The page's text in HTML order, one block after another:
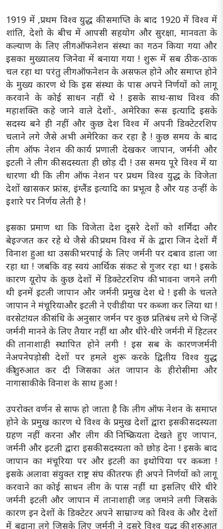
1919 में ,प्रथम विश्व युद्ध की समाप्ति के बाद 1920 में विश्व में
शांति, देशो के बीच में आपसी सहयोग और सुरक्षा, मानवता के
कल्याण के लिए लीगऑफनेशन संस्था का गठन किया गया और
इसका मुख्यालय जिनेवा में बनाया गया ! शुरू में सब ठीक-ठाक
चल रहा था परंतु लीगऑफनेशन के असफल होने और समाप्त होने
के मुख्य कारण थे कि इस संस्था के पास अपने निर्णयों को लागू
करवाने के कोई साधन नहीं थे ! इसके साथ-साथ विश्व की
महाशक्ति कहे जाने वाले देशों-, अमेरिका रूस इत्यादि इसके
सदस्य बने ही नहीं और कुछ देश विश्व में अपनी डिक्टेटरशिप
चलाने लगे जैसे अभी अमेरिका कर रहा है ! कुछ समय के बाद
लीग ऑफ नेशन की कार्य प्रणाली देखकर जापान, जर्मनी और
इटली ने लीग की सदस्यता ही छोड़ दी ! उस समय पूरे विश्व में या
धारणा थी कि लीग ऑफ नेशन पर प्रथम विश्व युद्ध के विजेता
देशों खासकर फ्रांस, इंग्लैंड इत्यादि का प्रभूत्व है और यह उन्हीं के
इशारे पर निर्णय लेती है !
इसका प्रमाण था कि विजेता देश दूसरे देशों को शर्मिंदा और
बेइज्जत कर रहे थे जैसे की प्रथम विश्व में के द्वारा जिन देशों मैं
विनाश हुआ था उसकी भरपाई के लिए जर्मनी पर दबाव डाला जा
रहा था ! जबकि वह स्वयं आर्थिक संकट से गुजर रहा था ! इसके
कारण यूरोप के कुछ देशों में डिक्टेटरशिप की भावना जगने लगी
थी इनमें इटली जापान और जर्मनी प्रमुख देश थे ! इसी के चलते
जापान ने मंचूरियाऔर इटली ने एवीडीया पर कब्जा कर लिया था !
वरसेट!यल की संधि के अनुसार जर्मन पर कुछ प्रतिबंध लगे थे जिन्हें
जर्मनी मानने के लिए तैयार नहीं था और धीरे-धीरे जर्मनी में हिटलर
की तानाशाही स्थापित होने लगी ! इस सब के कारणजर्मनी
नेअपनेपड़ोसी देशों पर हमले शुरू करके द्वितीय विश्व युद्ध
कीशुरुआत कर दी जिसका अंत जापान के हीरोसीमा और
नागासाकी के विनाश के साथ हुआ !
उपरोक्त वर्णन से साफ हो जाता है कि लीग ऑफ नेशन के समाप्त
होने के प्रमुख कारण थे विश्व के प्रमुख देशों द्वारा इसकी सदस्यता
ग्रहण नहीं करना और लीग की निष्क्रियता देखते हुए जापान,
जर्मनी और इटली द्वारा इसकी सदस्यता को छोड़ देना ! इसके बाद
जापान का मंचूरिया पर और इटली का इथोपिया पर कब्जा !
इसके अलावा संयुक्त राष्ट्र संघ की तरफ ही अपने निर्णयों को लागू
करवाने का कोई साधन लीग के पास नहीं था इसलिए धीरे धीरे
जर्मनी इटली और जापान में तानाशाही जड़ जम!ने लगी जिसके
कारण इन देशों के डिक्टेटर अपने साम्राज्य को विश्व के और देशों
में बढ़ाना लगे जिसके लिए जर्मनी ने दूसरे विश्व युद्ध की शुरुआत